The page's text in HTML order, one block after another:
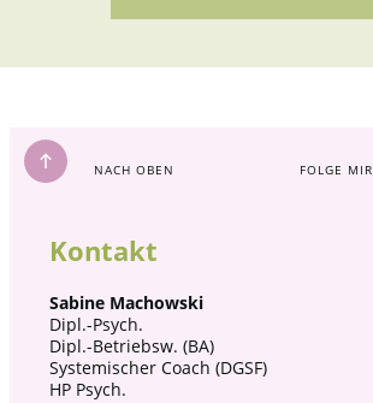
NACH OBEN FOLGE MIR
Kontakt
Sabine Machowski
Dipl.-Psych.
Dipl.-Betriebsw. (BA)
Systemischer Coach (DGSF)
HP Psych.